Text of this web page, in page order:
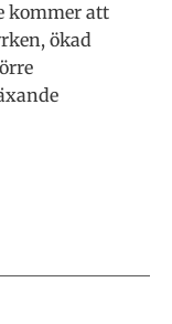
kommer att
ökad